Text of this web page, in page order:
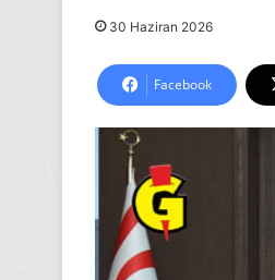
30 Haziran 2026
Facebook